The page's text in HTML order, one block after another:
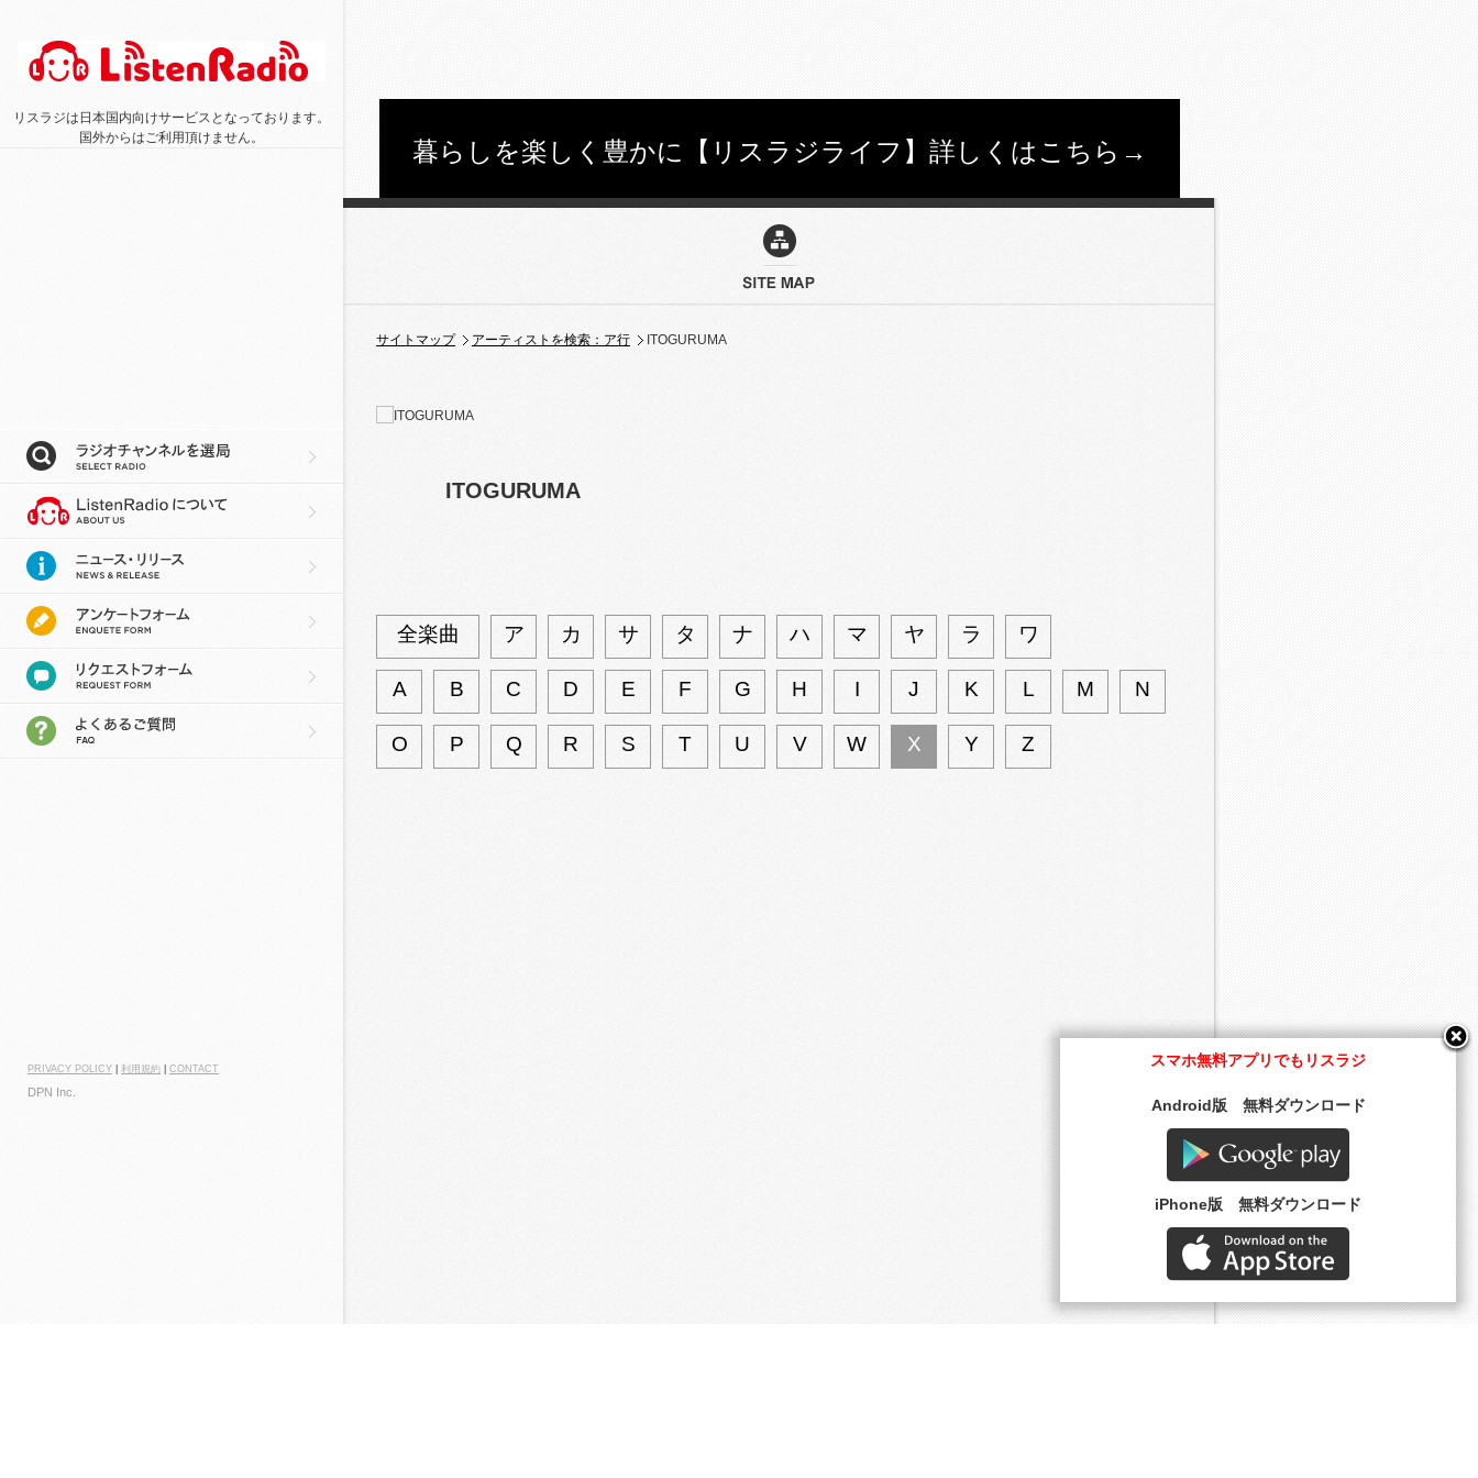
暮らしを楽しく豊かに【リスラジライフ】詳しくはこちら→
リスラジは日本国内向けサービスとなっております。
国外からはご利用頂けません。
PRIVACY POLICY 利用規約 CONTACT
DPN Inc.
サイトマップ アーティストを検索：ア行 ITOGURUMA
ITOGURUMA
全楽曲 ア カ サ タ ナ ハ マ ヤ ラ ワ
A B C D E F G H I J K L M N
O P Q R S T U V W X Y Z
スマホ無料アプリでもリスラジ
Android版 無料ダウンロード
iPhone版 無料ダウンロード